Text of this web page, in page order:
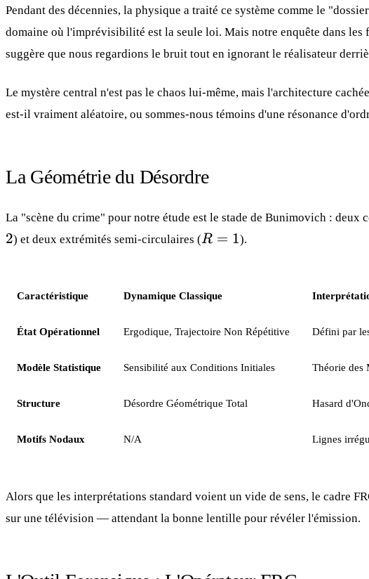
Pendant des décennies, la physique a traité ce système comme le
domaine où l'imprévisibilité est la seule loi. Mais notre enquête dans les
suggère que nous regardions le bruit tout en ignorant le réalisateur
Le mystère central n'est pas le chaos lui-même, mais l'architecture
est-il vraiment aléatoire, ou sommes-nous témoins d'une résonance
La Géométrie du Désordre
La "scène du crime" pour notre étude est le stade de Bunimovich : deux
2) et deux extrémités semi-circulaires ( R=1
R = 1).
Caractéristique Dynamique Classique
État Opérationnel Ergodique, Trajectoire Non Répétitive Défini par
Modèle Statistique Sensibilité aux Conditions Initiales Théorie des
Structure Désordre Géométrique Total Hasard
Motifs Nodaux N/A Lignes
Alors que les interprétations standard voient un vide de sens, le cadre
sur une télévision — attendant la bonne lentille pour révéler l'émission.